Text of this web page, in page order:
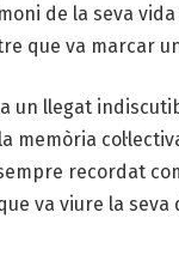
de la seva vida
que va marcar
un llegat
memòria
recordat
que va viure la